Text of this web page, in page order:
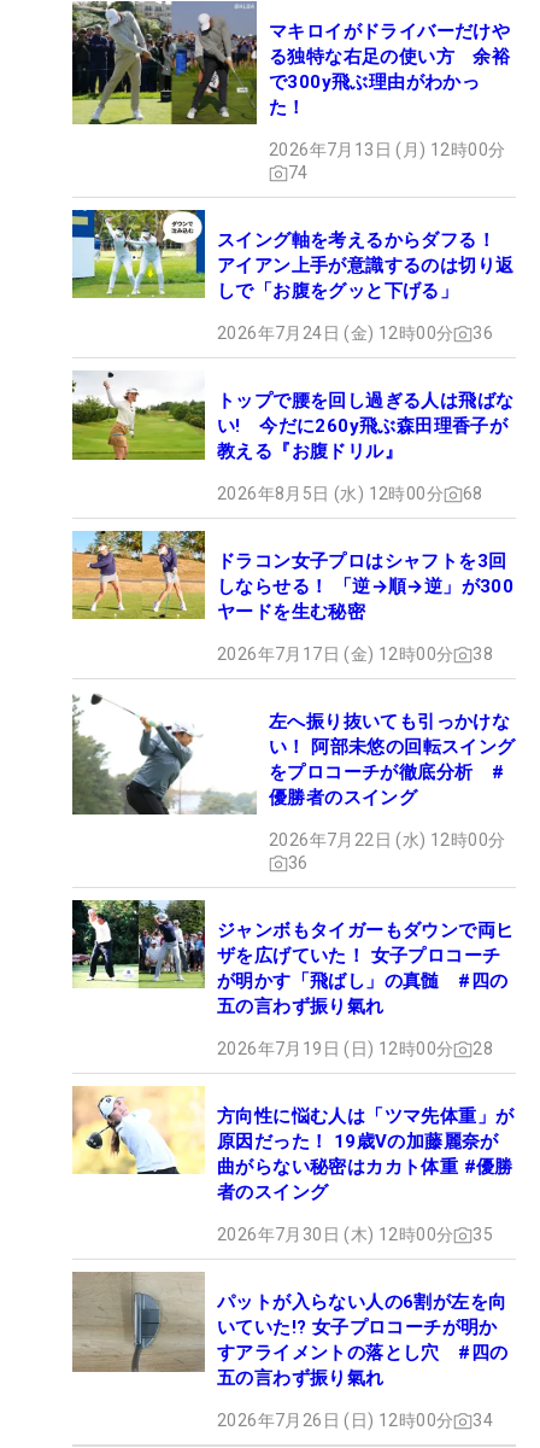
マキロイがドライバーだけや
る独特な右足の使い方 余裕
で300y飛ぶ理由がわかっ
た！
2026年7月13日 (月) 12時00分
74
スイング軸を考えるからダフる！
アイアン上手が意識するのは切り返
しで「お腹をグッと下げる」
2026年7月24日 (金) 12時00分 36
トップで腰を回し過ぎる人は飛ばな
い! 今だに260y飛ぶ森田理香子が
教える『お腹ドリル』
2026年8月5日 (水) 12時00分 68
ドラコン女子プロはシャフトを3回
しならせる！ 「逆→順→逆」が300
ヤードを生む秘密
2026年7月17日 (金) 12時00分 38
左へ振り抜いても引っかけな
い！ 阿部未悠の回転スイング
をプロコーチが徹底分析 #
優勝者のスイング
2026年7月22日 (水) 12時00分
36
ジャンボもタイガーもダウンで両ヒ
ザを広げていた！ 女子プロコーチ
が明かす「飛ばし」の真髄 #四の
五の言わず振り氣れ
2026年7月19日 (日) 12時00分 28
方向性に悩む人は「ツマ先体重」が
原因だった！ 19歳Vの加藤麗奈が
曲がらない秘密はカカト体重 #優勝
者のスイング
2026年7月30日 (木) 12時00分 35
パットが入らない人の6割が左を向
いていた!? 女子プロコーチが明か
すアライメントの落とし穴 #四の
五の言わず振り氣れ
2026年7月26日 (日) 12時00分 34